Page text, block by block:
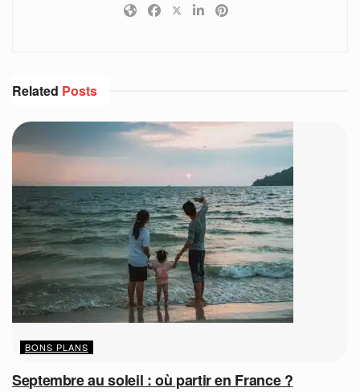
Related Posts
BONS PLANS
Septembre au soleil : où partir en France ?